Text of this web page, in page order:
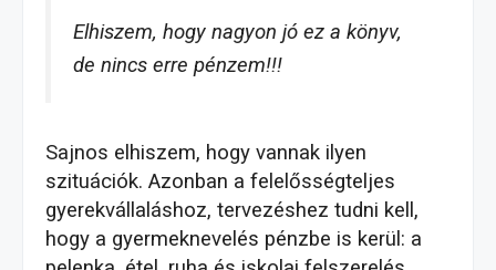
Elhiszem, hogy nagyon jó ez a könyv,
de nincs erre pénzem!!!
Sajnos elhiszem, hogy vannak ilyen
szituációk. Azonban a felelősségteljes
gyerekvállaláshoz, tervezéshez tudni kell,
hogy a gyermeknevelés pénzbe is kerül: a